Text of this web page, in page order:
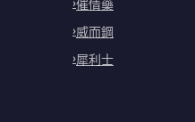
催情藥
威而鋼
犀利士